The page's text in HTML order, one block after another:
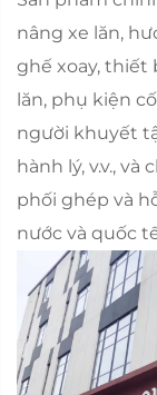
nâng xe lăn,
ghế xoay, thiết
lăn, phụ kiện
người khuyết
hành lý, v.v.,
phối ghép và
nước và quốc